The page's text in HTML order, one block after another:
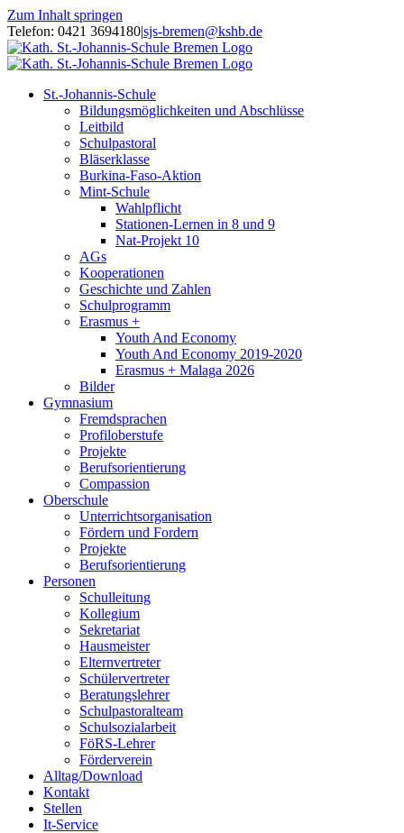
Zum Inhalt springen
Telefon: 0421 3694180|sjs-bremen@kshb.de
St.-Johannis-Schule
Bildungsmöglichkeiten und Abschlüsse
Leitbild
Schulpastoral
Bläserklasse
Burkina-Faso-Aktion
Mint-Schule
Wahlpflicht
Stationen-Lernen in 8 und 9
Nat-Projekt 10
AGs
Kooperationen
Geschichte und Zahlen
Schulprogramm
Erasmus +
Youth And Economy
Youth And Economy 2019-2020
Erasmus + Malaga 2026
Bilder
Gymnasium
Fremdsprachen
Profiloberstufe
Projekte
Berufsorientierung
Compassion
Oberschule
Unterrichtsorganisation
Fördern und Fordern
Projekte
Berufsorientierung
Personen
Schulleitung
Kollegium
Sekretariat
Hausmeister
Elternvertreter
Schülervertreter
Beratungslehrer
Schulpastoralteam
Schulsozialarbeit
FöRS-Lehrer
Förderverein
Alltag/Download
Kontakt
Stellen
It-Service